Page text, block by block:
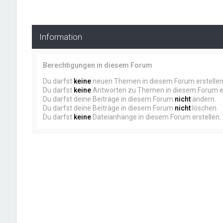
Information
Berechtigungen in diesem Forum
Du darfst keineneuen Themen in diesem Forum erstellen.
Du darfst keineAntworten zu Themen in diesem Forum
Du darfst deine Beiträge in diesem Forum nichtändern.
Du darfst deine Beiträge in diesem Forum nichtlöschen.
Du darfst keineDateianhänge in diesem Forum erstellen.